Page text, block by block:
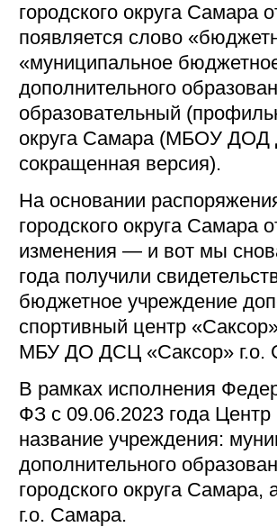
городского округа Самара
появляется слово
«муниципальное
дополнительного
образовательный
округа Самара (МБОУ
сокращенная версия).
На основании
городского округа Самара
изменения — и вот мы
года получили
бюджетное учреждение
спортивный центр
МБУ ДО ДСЦ «Саксор» г.о.
В рамках исполнения
ФЗ с 09.06.2023 года
название учреждения:
дополнительного
городского округа
г.о. Самара.